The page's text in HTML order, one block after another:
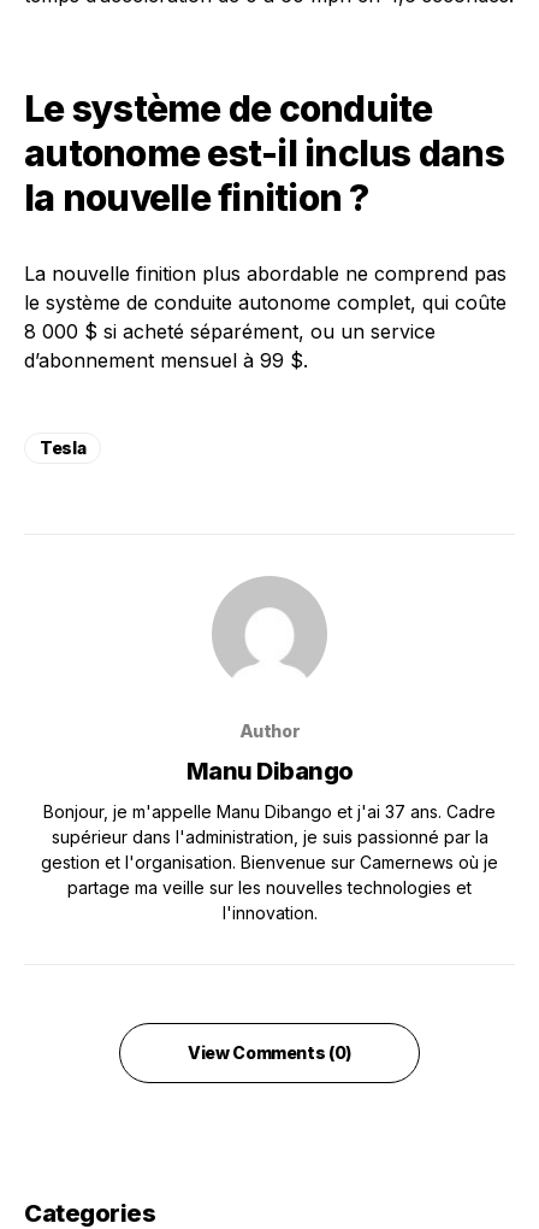
Le système de conduite
autonome est-il inclus dans
la nouvelle finition ?
La nouvelle finition plus abordable ne comprend pas
le système de conduite autonome complet, qui coûte
8 000 $ si acheté séparément, ou un service
d’abonnement mensuel à 99 $.
Tesla
Author
Manu Dibango
Bonjour, je m'appelle Manu Dibango et j'ai 37 ans. Cadre
supérieur dans l'administration, je suis passionné par la
gestion et l'organisation. Bienvenue sur Camernews où je
partage ma veille sur les nouvelles technologies et
l'innovation.
View Comments (0)
Categories